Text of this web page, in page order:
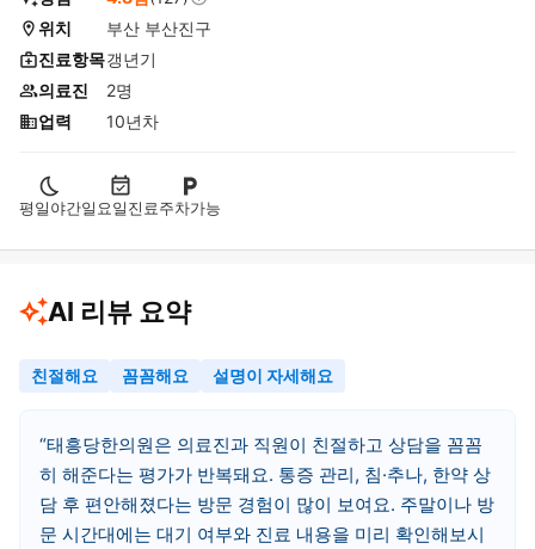
위치
부산 부산진구
진료항목갱년기
의료진
2명
업력
10년차
평일야간일요일진료주차가능
AI 리뷰 요약
친절해요 꼼꼼해요 설명이 자세해요
태흥당한의원은 의료진과 직원이 친절하고 상담을 꼼꼼
히 해준다는 평가가 반복돼요. 통증 관리, 침·추나, 한약 상
담 후 편안해졌다는 방문 경험이 많이 보여요. 주말이나 방
문 시간대에는 대기 여부와 진료 내용을 미리 확인해보시